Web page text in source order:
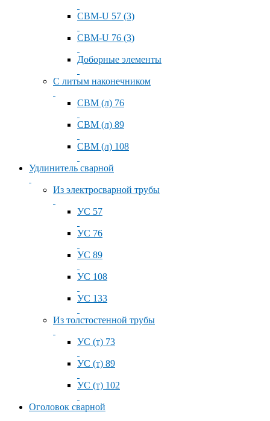
СВМ-U 57 (3)
СВМ-U 76 (3)
Доборные элементы
С литым наконечником
СВМ (л) 76
СВМ (л) 89
СВМ (л) 108
Удлинитель сварной
Из электросварной трубы
УС 57
УС 76
УС 89
УС 108
УС 133
Из толстостенной трубы
УС (т) 73
УС (т) 89
УС (т) 102
Оголовок сварной